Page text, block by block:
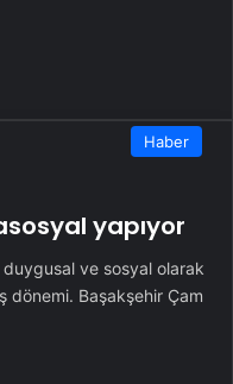
Haber
yapıyor
ve sosyal olarak
dönemi. Başakşehir Çam